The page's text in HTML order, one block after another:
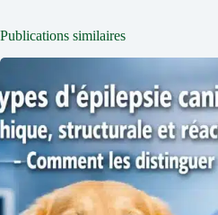
Publications similaires